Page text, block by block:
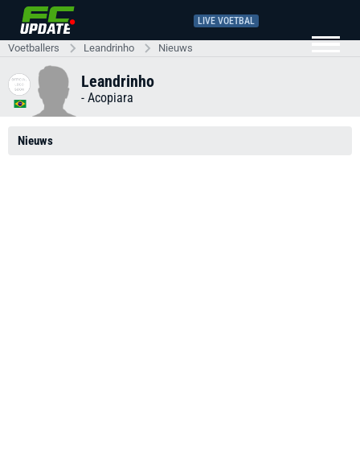
LIVE VOETBAL
Voetballers Leandrinho Nieuws
Leandrinho
- Acopiara
Nieuws